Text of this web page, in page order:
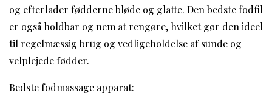
og efterlader fødderne bløde og glatte. Den bedste fodfil
er også holdbar og nem at rengøre, hvilket gør den ideel
til regelmæssig brug og vedligeholdelse af sunde og
velplejede fødder.
Bedste fodmassage apparat: